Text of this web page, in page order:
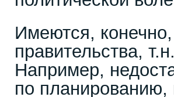
Имеются,
правительства,
Например,
по планированию,